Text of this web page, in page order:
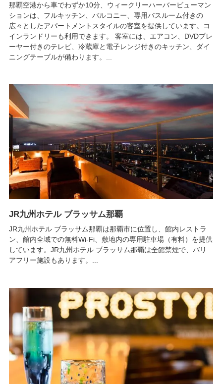
那覇空港から車でわずか10分、ウィークリーハーバービューマン
ションは、フルキッチン、バルコニー、専用バスルーム付きの
広々としたアパートメントスタイルの客室を提供しています。コ
インランドリーも利用できます。 客室には、エアコン、DVDプレ
ーヤー付きのテレビ、冷蔵庫と電子レンジ付きのキッチン、ダイ
ニングテーブルが備わります。...
JR九州ホテル ブラッサム那覇
JR九州ホテル ブラッサム那覇は那覇市に位置し、館内レストラ
ン、館内全域での無料Wi-Fi、敷地内の専用駐車場（有料）を提供
しています。JR九州ホテル ブラッサム那覇は全館禁煙で、バリ
アフリー施設もあります。...